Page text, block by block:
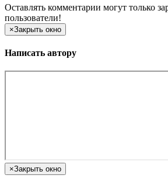
Оставлять комментарии могут только
пользователи!
×Закрыть окно
Написать автору
×Закрыть окно